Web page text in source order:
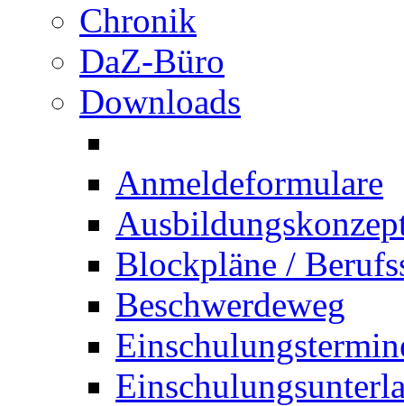
Chronik
DaZ-Büro
Downloads
Anmeldeformulare
Blockpläne /
Beschwerdeweg